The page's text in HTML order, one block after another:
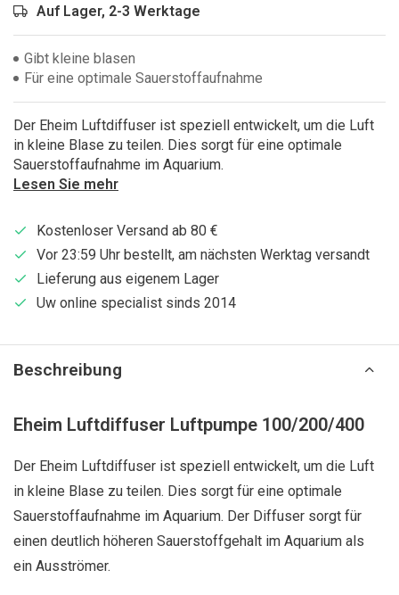
Auf Lager, 2-3 Werktage
Gibt kleine blasen
Für eine optimale Sauerstoffaufnahme
Der Eheim Luftdiffuser ist speziell entwickelt, um die Luft
in kleine Blase zu teilen. Dies sorgt für eine optimale
Sauerstoffaufnahme im Aquarium.
Lesen Sie mehr
Kostenloser Versand ab 80 €
Vor 23:59 Uhr bestellt, am nächsten Werktag versandt
Lieferung aus eigenem Lager
Uw online specialist sinds 2014
Beschreibung
Eheim Luftdiffuser Luftpumpe 100/200/400
Der Eheim Luftdiffuser ist speziell entwickelt, um die Luft
in kleine Blase zu teilen. Dies sorgt für eine optimale
Sauerstoffaufnahme im Aquarium. Der Diffuser sorgt für
einen deutlich höheren Sauerstoffgehalt im Aquarium als
ein Ausströmer.